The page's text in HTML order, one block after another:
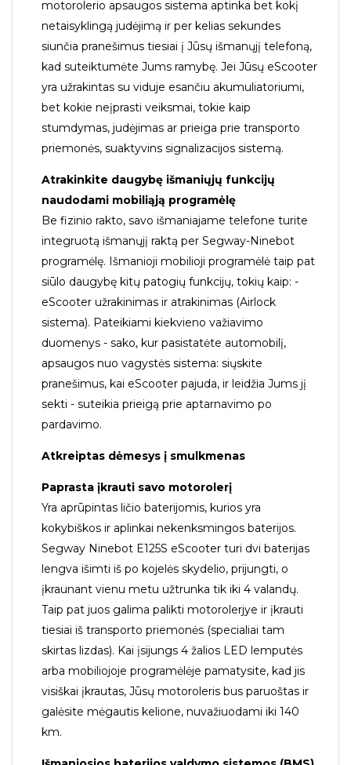
motorolerio apsaugos sistema aptinka bet kokį
netaisyklingą judėjimą ir per kelias sekundes
siunčia pranešimus tiesiai į Jūsų išmanųjį telefoną,
kad suteiktumėte Jums ramybę. Jei Jūsų eScooter
yra užrakintas su viduje esančiu akumuliatoriumi,
bet kokie neįprasti veiksmai, tokie kaip
stumdymas, judėjimas ar prieiga prie transporto
priemonės, suaktyvins signalizacijos sistemą.
Atrakinkite daugybę išmaniųjų funkcijų
naudodami mobiliąją programėlę
Be fizinio rakto, savo išmaniajame telefone turite
integruotą išmanųjį raktą per Segway-Ninebot
programėlę. Išmanioji mobilioji programėlė taip pat
siūlo daugybę kitų patogių funkcijų, tokių kaip: -
eScooter užrakinimas ir atrakinimas (Airlock
sistema). Pateikiami kiekvieno važiavimo
duomenys - sako, kur pasistatėte automobilį,
apsaugos nuo vagystės sistema: siųskite
pranešimus, kai eScooter pajuda, ir leidžia Jums jį
sekti - suteikia prieigą prie aptarnavimo po
pardavimo.
Atkreiptas dėmesys į smulkmenas
Paprasta įkrauti savo motorolerį
Yra aprūpintas ličio baterijomis, kurios yra
kokybiškos ir aplinkai nekenksmingos baterijos.
Segway Ninebot E125S eScooter turi dvi baterijas
lengva išimti iš po kojelės skydelio, prijungti, o
įkraunant vienu metu užtrunka tik iki 4 valandų.
Taip pat juos galima palikti motorolerjye ir įkrauti
tiesiai iš transporto priemonės (specialiai tam
skirtas lizdas). Kai įsijungs 4 žalios LED lemputės
arba mobiliojoje programėlėje pamatysite, kad jis
visiškai įkrautas, Jūsų motoroleris bus paruoštas ir
galėsite mėgautis kelione, nuvažiuodami iki 140
km.